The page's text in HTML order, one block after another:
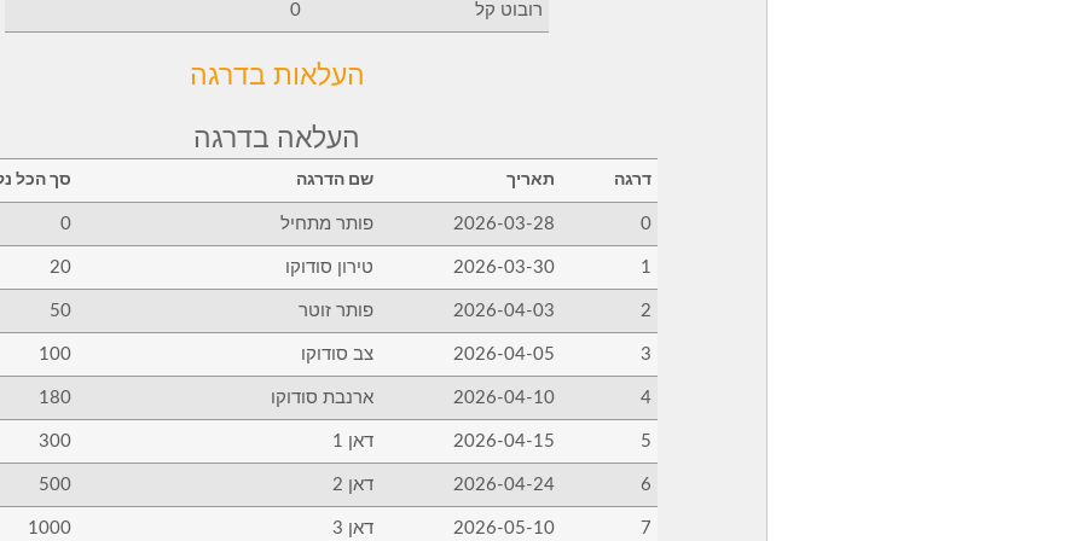
רובוט קל 0
העלאות בדרגה
העלאה בדרגה
דרגה תאריך שם הדרגה סך הכל
0
2026-03-28 פותר מתחיל 0
1
2026-03-30 טירון סודוקו 20
2
2026-04-03 פותר זוטר 50
3
2026-04-05 צב סודוקו 100
4
2026-04-10 ארנבת סודוקו 180
5
2026-04-15 דאן 1 300
6
2026-04-24 דאן 2 500
7
2026-05-10 דאן 3 1000